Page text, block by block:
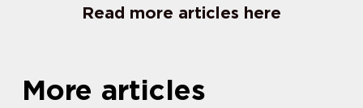
Read more articles here
More articles